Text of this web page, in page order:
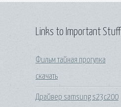
Links to Important Stuff
Фильм тайная прогулка
скачать
Драйвер samsung s23c200